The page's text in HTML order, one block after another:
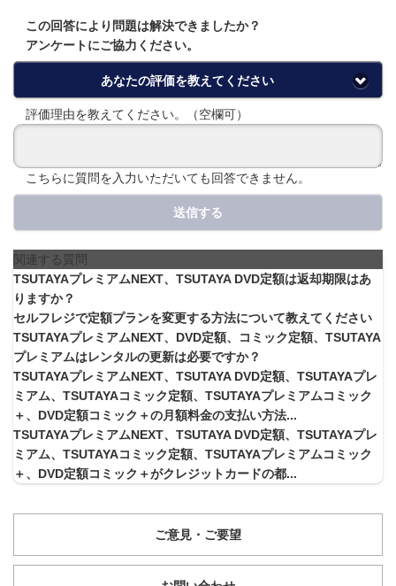
この回答により問題は解決できましたか？
アンケートにご協力ください。
あなたの評価を教えてください
評価理由を教えてください。（空欄可）
こちらに質問を入力いただいても回答できません。
送信する
関連する質問
TSUTAYAプレミアムNEXT、TSUTAYA DVD定額は返却期限はあ
りますか？
セルフレジで定額プランを変更する方法について教えてください
TSUTAYAプレミアムNEXT、DVD定額、コミック定額、TSUTAYA
プレミアムはレンタルの更新は必要ですか？
TSUTAYAプレミアムNEXT、TSUTAYA DVD定額、TSUTAYAプレ
ミアム、TSUTAYAコミック定額、TSUTAYAプレミアムコミック
＋、DVD定額コミック＋の月額料金の支払い方法...
TSUTAYAプレミアムNEXT、TSUTAYA DVD定額、TSUTAYAプレ
ミアム、TSUTAYAコミック定額、TSUTAYAプレミアムコミック
＋、DVD定額コミック＋がクレジットカードの都...
ご意見・ご要望